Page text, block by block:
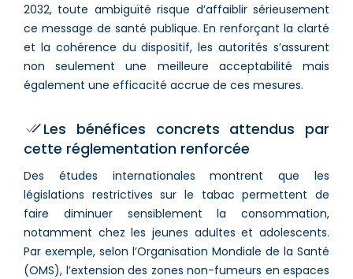
2032, toute ambiguïté risque d’affaiblir sérieusement
ce message de santé publique. En renforçant la clarté
et la cohérence du dispositif, les autorités s’assurent
non seulement une meilleure acceptabilité mais
également une efficacité accrue de ces mesures.
Les bénéfices concrets attendus par
cette réglementation renforcée
Des études internationales montrent que les
législations restrictives sur le tabac permettent de
faire diminuer sensiblement la consommation,
notamment chez les jeunes adultes et adolescents.
Par exemple, selon l’Organisation Mondiale de la Santé
(OMS), l’extension des zones non-fumeurs en espaces